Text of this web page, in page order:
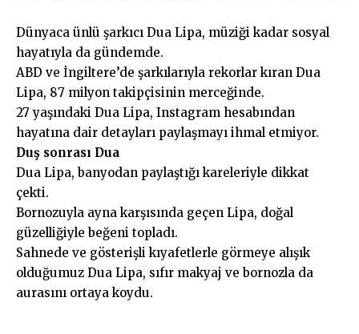
Dünyaca ünlü şarkıcı Dua Lipa, müziği kadar sosyal
hayatıyla da gündemde.
ABD ve İngiltere’de şarkılarıyla rekorlar kıran Dua
Lipa, 87 milyon takipçisinin merceğinde.
27 yaşındaki Dua Lipa, Instagram hesabından
hayatına dair detayları paylaşmayı ihmal etmiyor.
Duş sonrası Dua
Dua Lipa, banyodan paylaştığı kareleriyle dikkat
çekti.
Bornozuyla ayna karşısında geçen Lipa, doğal
güzelliğiyle beğeni topladı.
Sahnede ve gösterişli kıyafetlerle görmeye alışık
olduğumuz Dua Lipa, sıfır makyaj ve bornozla da
aurasını ortaya koydu.